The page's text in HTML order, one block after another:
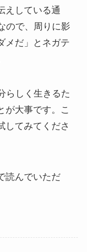
えしている通
ので、周りに影
メだ」とネガテ
らしく生きるた
が大事です。こ
してみてくださ
読んでいただ